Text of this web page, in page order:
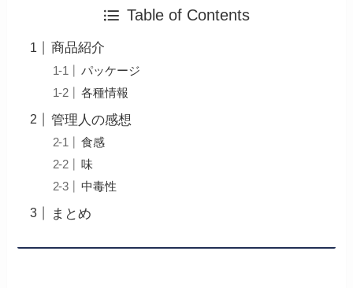
Table of Contents
商品紹介
パッケージ
各種情報
管理人の感想
食感
味
中毒性
まとめ